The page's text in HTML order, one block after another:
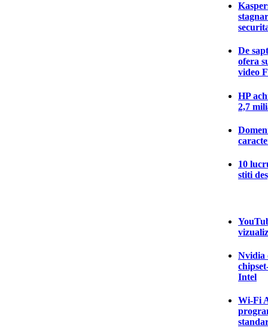
De
ofera
video
HP
2,7
10
stiti
Nvidia
Intel
Wi-Fi